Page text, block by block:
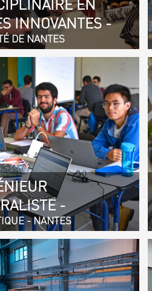
EN
INNOVANTES -
DE NANTES
-
- NANTES